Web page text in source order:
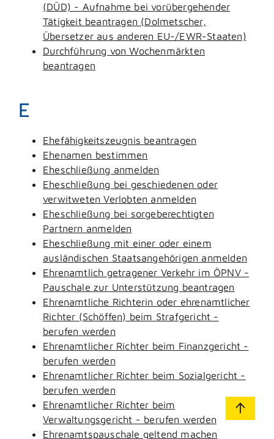
(DÜD) - Aufnahme bei vorübergehender
Tätigkeit beantragen (Dolmetscher,
Übersetzer aus anderen EU-/EWR-Staaten)
Durchführung von Wochenmärkten
beantragen
E
Ehefähigkeitszeugnis beantragen
Ehenamen bestimmen
Eheschließung anmelden
Eheschließung bei geschiedenen oder
verwitweten Verlobten anmelden
Eheschließung bei sorgeberechtigten
Partnern anmelden
Eheschließung mit einer oder einem
ausländischen Staatsangehörigen anmelden
Ehrenamtlich getragener Verkehr im ÖPNV -
Pauschale zur Unterstützung beantragen
Ehrenamtliche Richterin oder ehrenamtlicher
Richter (Schöffen) beim Strafgericht -
berufen werden
Ehrenamtlicher Richter beim Finanzgericht -
berufen werden
Ehrenamtlicher Richter beim Sozialgericht -
berufen werden
Ehrenamtlicher Richter beim
Verwaltungsgericht - berufen werden
Ehrenamtspauschale geltend machen